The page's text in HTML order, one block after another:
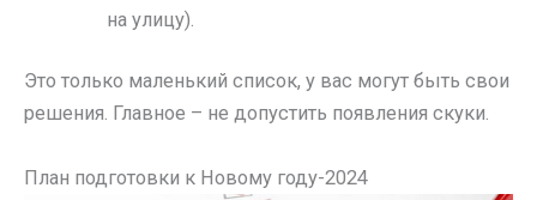
на улицу).
Это только маленький список, у вас могут быть свои
решения. Главное – не допустить появления скуки.
План подготовки к Новому году-2024